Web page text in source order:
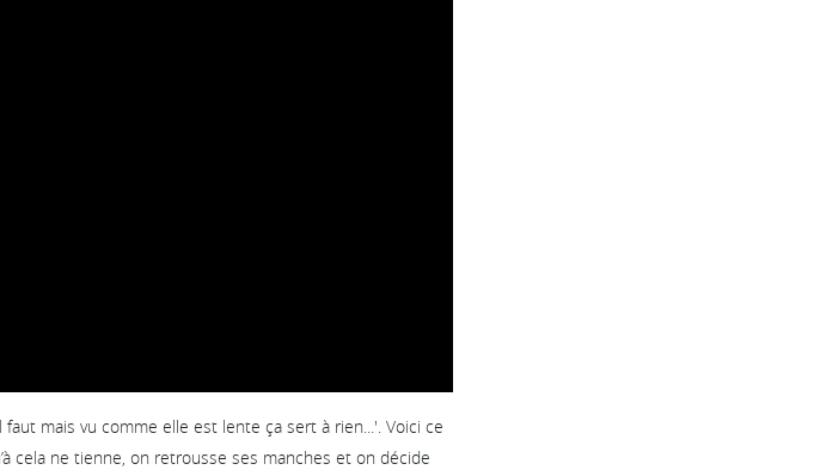
mais vu comme elle est lente ça sert à rien...'. Voici ce
cela ne tienne, on retrousse ses manches et on décide